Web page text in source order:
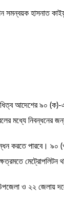
সমন্বয়ক
আদেশের ৯০
মধ্যে নিবন্ধনের
পারবে। ৯০ (খ)
মেট্রোপলিটন
ও ২২